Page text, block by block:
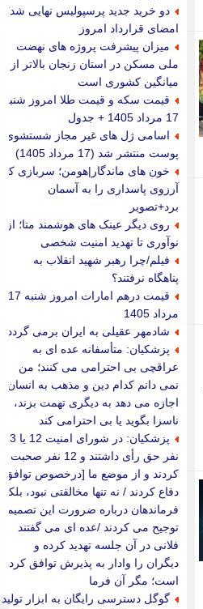
دو خرید جدید پرسپولیس نهایی شد؛
امضای قرارداد امروز
میزان پیشرفت پروژه های نهضت
ملی مسکن در استان زنجان بالاتر از
میانگین کشوری است
قیمت سکه و قیمت طلا امروز شنبه
17 مرداد 1405 + جدول
اسامی ژل های غیر مجاز شستشوی
پوست منتشر شد (17 مرداد 1405)
خون های ماندگار|هومن؛ سربازی که
آرزوی پاسداری را به آسمان
برد+تصویر
روی دیگر عینک های هوشمند متا؛ از
نوآوری تا تهدید امنیت شخصی
فیلم/چرا رهبر شهید انقلاب به
پناهگاه نرفتند؟
قیمت درهم امارات امروز شنبه 17
مرداد 1405
شادمهر عقیلی به ایران برمی گردد؟
پزشکیان: متأسفانه عده ای به
عراقچی بی احترامی می کنند؛ من
نمی دانم کدام دین و مذهب به انسان
اجازه می دهد به دیگری تهمت بزند،
ناسزا بگوید یا بی احترامی کند
پزشکیان: در شورای امنیت 12 یا 13
نفر حق رأی داشتند و 12 نفر صحبت
کردند و از موضع ما [درخصوص توافق]
دفاع کردند / نه تنها مخالفتی نبود، بلکه
فرماندهان درباره ضرورت این تصمیم
توجیح می کردند /عده ای می گفتند
فلانی در آن جلسه تهدید کرده و
دیگران را وادار به پذیرش توافق کرده
است؛ مگر آن فرما
گوگل دسترسی رایگان به ابزار تولید